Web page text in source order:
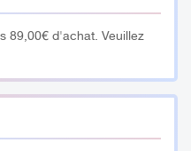
89,00€ d'achat. Veuillez